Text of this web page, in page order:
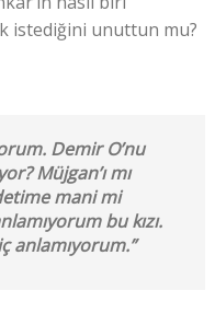
istediğini unuttun mu?
Demir O’nu
Müjgan’ı mı
mani mi
bu kızı.
anlamıyorum.”